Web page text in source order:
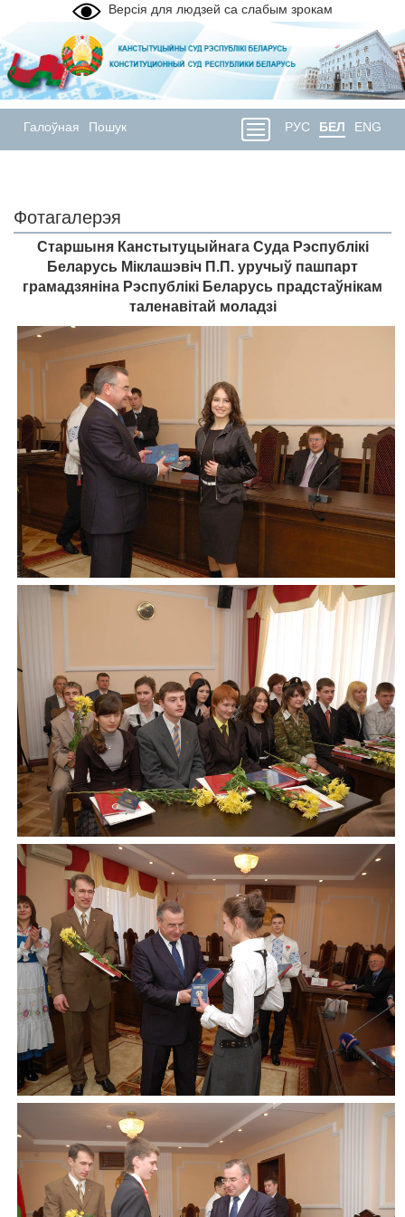
Версія для людзей са слабым зрокам
Галоўная Пошук РУС БЕЛ ENG
Фотагалерэя
Старшыня Канстытуцыйнага Суда Рэспублiкi
Беларусь Мiклашэвiч П.П. уручыў пашпарт
грамадзянiна Рэспублiкi Беларусь прадстаўнiкам
таленавiтай моладзi